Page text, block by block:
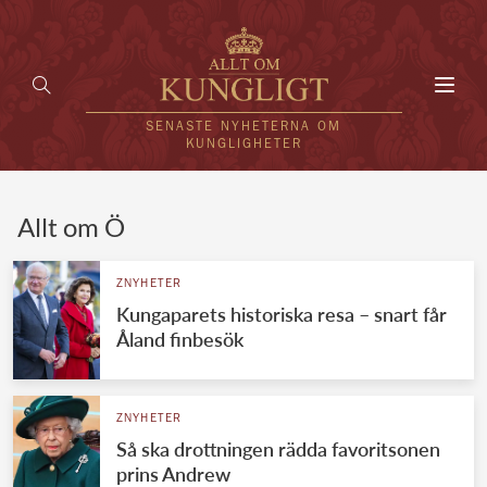
SENASTE NYHETERNA OM
KUNGLIGHETER
UTLÄNDSKT
VÄRLDENS KUNGAHUS
Svenska kungahuset
Brittiska kungahuset
REDAKTION
Allt om Ö
ZNYHETER
Kungaparets historiska resa – snart får
Åland finbesök
ZNYHETER
Så ska drottningen rädda favoritsonen
prins Andrew